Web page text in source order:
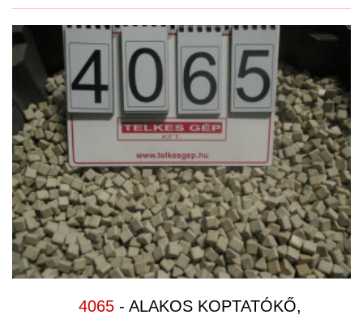
4065- ALAKOS KOPTATÓKŐ,